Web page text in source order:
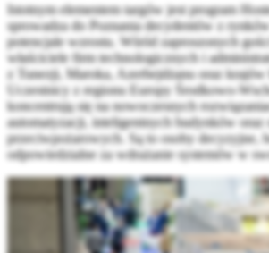
Istotnym elementem targów jest program
sprowadza do Poznania decydentów z
potencjale wzrostu. Wśród zaproszonych
właściciele firm technologicznych i
z Tunezji, Maroka, Azerbejdżanu oraz krajów
Uczestnicy z regionu Europy Środkowo-
koncentrują się na nowoczesnych
automatyzacji, inteligentnych budynków oraz
przeciwpożarowych. Są to osoby decyzyjne,
odpowiedzialne za wdrażanie systemów w